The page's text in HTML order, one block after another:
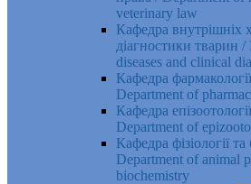
veterinary law
Кафедра внутрішніх
діагностики тварин
diseases and clinical
Кафедра
Department of
Кафедра
Department of
Кафедра фізіології та
Department of animal
biochemistry